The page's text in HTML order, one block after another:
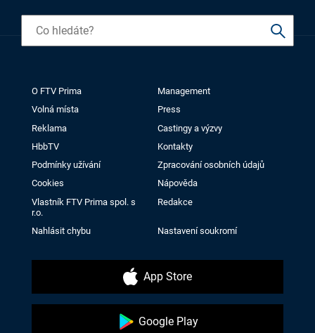
O FTV Prima
Management
Volná místa
Press
Reklama
Castingy a výzvy
HbbTV
Kontakty
Podmínky užívání
Zpracování osobních údajů
Cookies
Nápověda
Vlastník FTV Prima spol. s
r.o.
Redakce
Nahlásit chybu Nastavení soukromí
App Store
Google Play